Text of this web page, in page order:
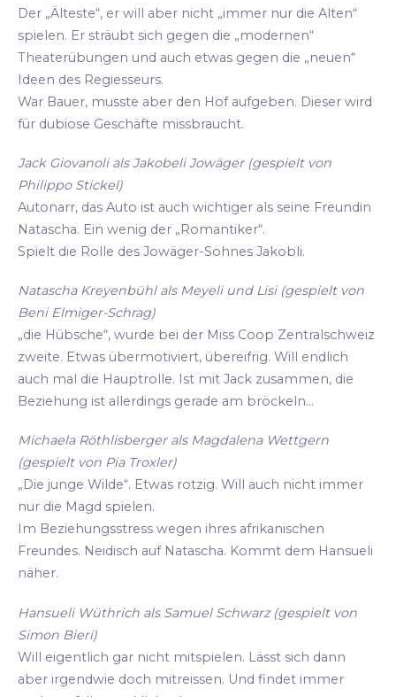
Der „Älteste“, er will aber nicht „immer nur die Alten“
spielen. Er sträubt sich gegen die „modernen“
Theaterübungen und auch etwas gegen die „neuen“
Ideen des Regiesseurs.
War Bauer, musste aber den Hof aufgeben. Dieser wird
für dubiose Geschäfte missbraucht.
Jack Giovanoli als Jakobeli Jowäger (gespielt von
Philippo Stickel)
Autonarr, das Auto ist auch wichtiger als seine Freundin
Natascha. Ein wenig der „Romantiker“.
Spielt die Rolle des Jowäger-Sohnes Jakobli.
Natascha Kreyenbühl als Meyeli und Lisi (gespielt von
Beni Elmiger-Schrag)
„die Hübsche“, wurde bei der Miss Coop Zentralschweiz
zweite. Etwas übermotiviert, übereifrig. Will endlich
auch mal die Hauptrolle. Ist mit Jack zusammen, die
Beziehung ist allerdings gerade am bröckeln...
Michaela Röthlisberger als Magdalena Wettgern
(gespielt von Pia Troxler)
„Die junge Wilde“. Etwas rotzig. Will auch nicht immer
nur die Magd spielen.
Im Beziehungsstress wegen ihres afrikanischen
Freundes. Neidisch auf Natascha. Kommt dem Hansueli
näher.
Hansueli Wüthrich als Samuel Schwarz (gespielt von
Simon Bieri)
Will eigentlich gar nicht mitspielen. Lässt sich dann
aber irgendwie doch mitreissen. Und findet immer